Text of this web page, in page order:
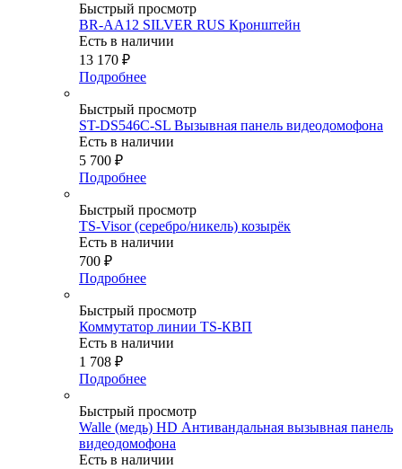
Быстрый просмотр
BR-AA12 SILVER RUS Кронштейн
Есть в наличии
13 170 ₽
Подробнее
Быстрый просмотр
ST-DS546C-SL Вызывная панель видеодомофона
Есть в наличии
5 700 ₽
Подробнее
Быстрый просмотр
TS-Visor (серебро/никель) козырёк
Есть в наличии
700 ₽
Подробнее
Быстрый просмотр
Коммутатор линии TS-КВП
Есть в наличии
1 708 ₽
Подробнее
Быстрый просмотр
Walle (медь) HD Антивандальная вызывная панель
видеодомофона
Есть в наличии